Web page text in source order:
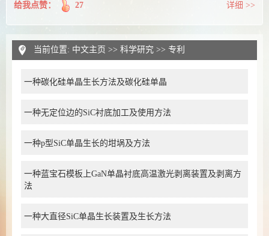
给我点赞： 27 详细 >>
当前位置: 中文主页 >> 科学研究 >> 专利
一种碳化硅单晶生长方法及碳化硅单晶
一种无定位边的SiC衬底加工及使用方法
一种p型SiC单晶生长的坩埚及方法
一种蓝宝石模板上GaN单晶衬底高温激光剥离装置及剥离方
法
一种大直径SiC单晶生长装置及生长方法